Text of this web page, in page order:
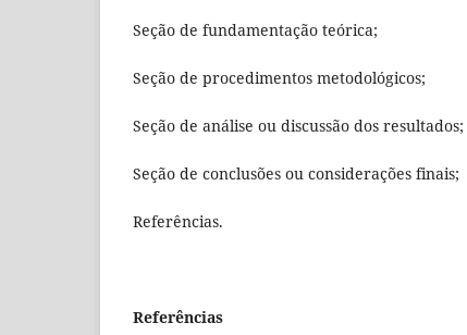
Seção de fundamentação teórica;
Seção de procedimentos metodológicos;
Seção de análise ou discussão dos resultados;
Seção de conclusões ou considerações finais;
Referências.
Referências